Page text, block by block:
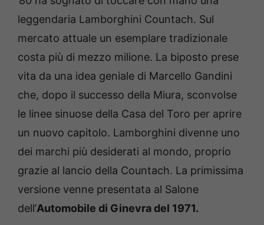
leggendaria Lamborghini Countach. Sul
mercato attuale un esemplare tradizionale
costa più di mezzo milione. La biposto prese
vita da una idea geniale di Marcello Gandini
che, dopo il successo della Miura, sconvolse
le linee sinuose della Casa del Toro per aprire
un nuovo capitolo. Lamborghini divenne uno
dei marchi più desiderati al mondo, proprio
grazie al lancio della Countach. La primissima
versione venne presentata al Salone
dell’Automobile di Ginevra del 1971.